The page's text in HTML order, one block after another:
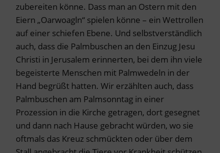
zubereiten könne. Dass man an Ostern mit den
Eiern „Oarwoagln“ spielen könne – ein Wettrollen
auf einer schiefen Ebene. Und selbstverständlich
auch, dass die Palmbuschen an den Einzug Jesu
Christi in Jerusalem erinnerten, bei dem ihn viele
begeisterte Menschen mit Palmwedeln in der
Hand begrüßt hatten. Wir erzählten auch, dass
Palmbuschen am Palmsonntag in einer
Prozession in die Kirche getragen, dort gesegnet
und dann nach Hause gebracht würden, wo sie
oftmals das Kreuz schmückten oder über dem